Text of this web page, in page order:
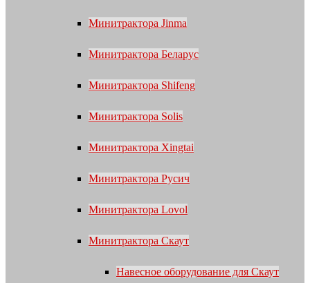
Минитрактора Jinma
Минитрактора Беларус
Минитрактора Shifeng
Минитрактора Solis
Минитрактора Xingtai
Минитрактора Русич
Минитрактора Lovol
Минитрактора Скаут
Навесное оборудование для Скаут